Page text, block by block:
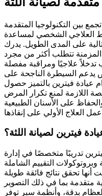
بين التكنولوجيا المتقدمة
العلاجي الشخصي لمساعدة
على المدى الطويل. يدرك
المزمنة تتطلب أكثر من مجرد
علاجيًا ومراقبة مفصلة
يدعم السيطرة الناجحة على
عيادة فيترين بالتميز حصول
اللازمة لمنع تكرار المرض
على الأسنان الطبيعية
فيترين لصيانة اللثة؟
تدريبًا متخصصًا في إدارة
وبروتوكولات التقييم الشاملة
أنها تحقق نتائج فائقة طويلة
متقدمة بما في ذلك التصوير
بدقة، وأنظمة سبر توفر